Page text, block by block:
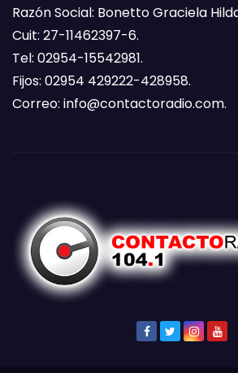
Razón Social: Bonetto Graciela
Cuit: 27-11462397-6.
Tel: 02954-15542981.
Fijos: 02954 429222-428958.
Correo: info@contactoradio.com.